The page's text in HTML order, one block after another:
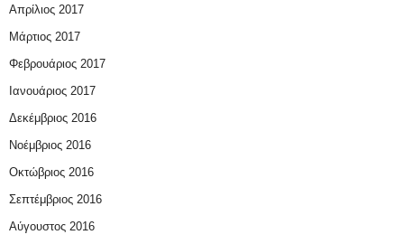
Απρίλιος 2017
Μάρτιος 2017
Φεβρουάριος 2017
Ιανουάριος 2017
Δεκέμβριος 2016
Νοέμβριος 2016
Οκτώβριος 2016
Σεπτέμβριος 2016
Αύγουστος 2016